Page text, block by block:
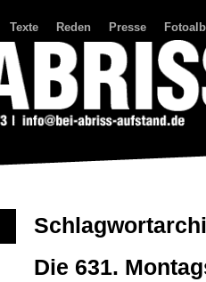
Texte Reden Presse
Die 631.